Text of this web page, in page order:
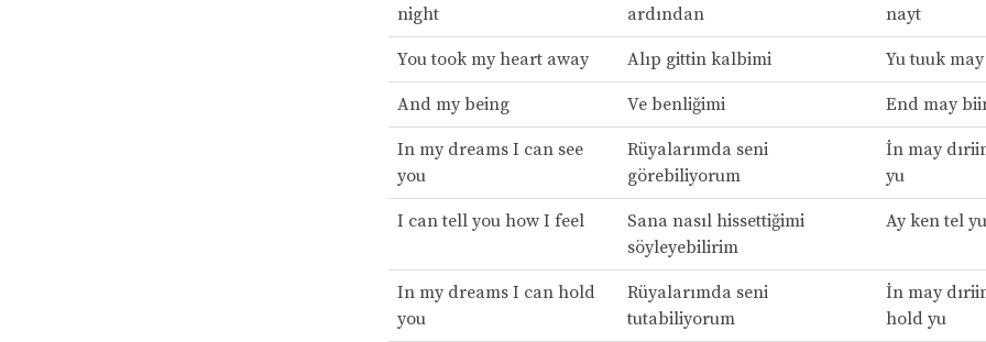
night
ardından
nayt
You took my heart away Alıp gittin kalbimi Yu tuuk
And my being Ve benliğimi End may
In my dreams I can see
you
Rüyalarımda seni
görebiliyorum
İn may
yu
I can tell you how I feel
Sana nasıl hissettiğimi
söyleyebilirim
Ay ken tel
In my dreams I can hold
you
Rüyalarımda seni
tutabiliyorum
İn may
hold yu